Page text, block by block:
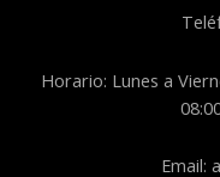
Horario: Lunes a
Email: